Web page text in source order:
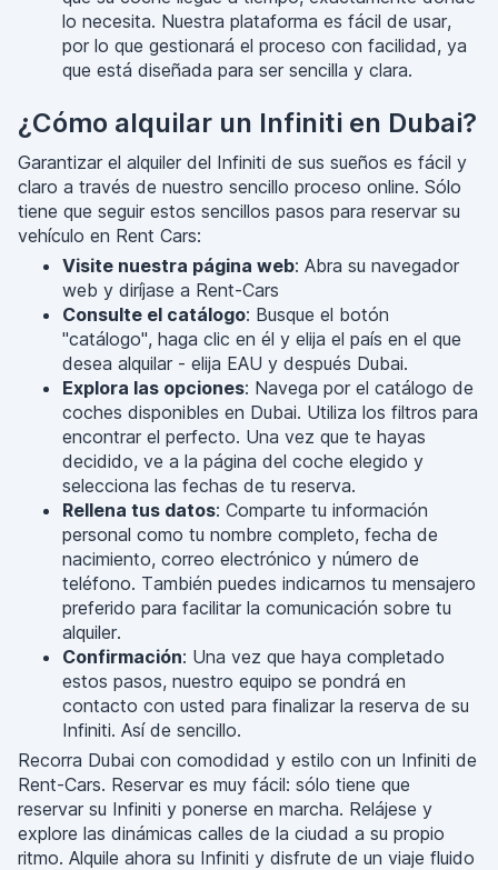
lo necesita. Nuestra plataforma es fácil de usar,
por lo que gestionará el proceso con facilidad, ya
que está diseñada para ser sencilla y clara.
¿Cómo alquilar un Infiniti en Dubai?
Garantizar el alquiler del Infiniti de sus sueños es fácil y
claro a través de nuestro sencillo proceso online. Sólo
tiene que seguir estos sencillos pasos para reservar su
vehículo en Rent Cars:
Visite nuestra página web: Abra su navegador
web y diríjase a Rent-Cars
Consulte el catálogo: Busque el botón
"catálogo", haga clic en él y elija el país en el que
desea alquilar - elija EAU y después Dubai.
Explora las opciones: Navega por el catálogo de
coches disponibles en Dubai. Utiliza los filtros para
encontrar el perfecto. Una vez que te hayas
decidido, ve a la página del coche elegido y
selecciona las fechas de tu reserva.
Rellena tus datos: Comparte tu información
personal como tu nombre completo, fecha de
nacimiento, correo electrónico y número de
teléfono. También puedes indicarnos tu mensajero
preferido para facilitar la comunicación sobre tu
alquiler.
Confirmación: Una vez que haya completado
estos pasos, nuestro equipo se pondrá en
contacto con usted para finalizar la reserva de su
Infiniti. Así de sencillo.
Recorra Dubai con comodidad y estilo con un Infiniti de
Rent-Cars. Reservar es muy fácil: sólo tiene que
reservar su Infiniti y ponerse en marcha. Relájese y
explore las dinámicas calles de la ciudad a su propio
ritmo. Alquile ahora su Infiniti y disfrute de un viaje fluido